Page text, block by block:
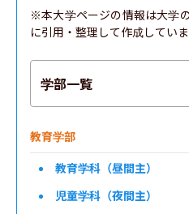
※本大学ページの情報は大学
に引用・整理して作成していま
学部一覧
教育学部
教育学科（昼間主）
児童学科（夜間主）